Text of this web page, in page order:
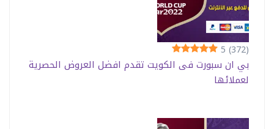
5 (372)
بي ان سبورت فى الكويت تقدم افضل العروض الحصرية
لعملائها